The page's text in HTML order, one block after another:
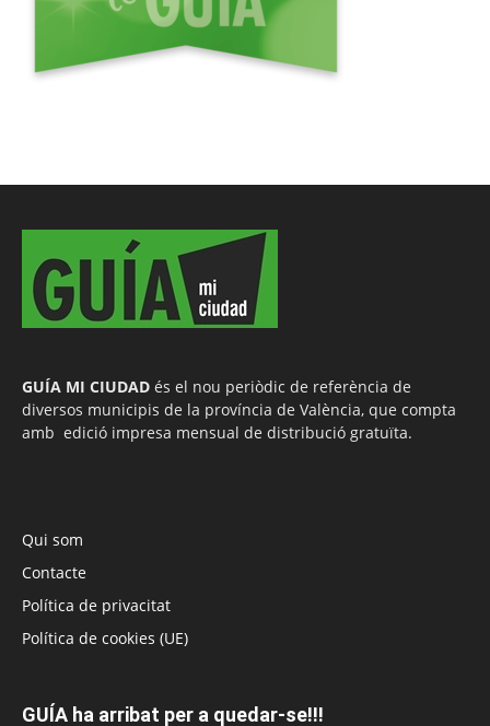
GUÍA MI CIUDAD és el nou periòdic de referència de
diversos municipis de la província de València, que compta
amb edició impresa mensual de distribució gratuïta.
Qui som
Contacte
Política de privacitat
Política de cookies (UE)
GUÍA ha arribat per a quedar-se!!!